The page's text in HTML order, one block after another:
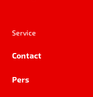
Service
Contact
Pers